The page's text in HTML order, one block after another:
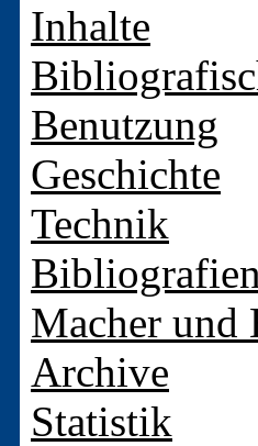
Inhalte
Benutzung
Geschichte
Technik
Bibliografien
Macher und
Archive
Statistik